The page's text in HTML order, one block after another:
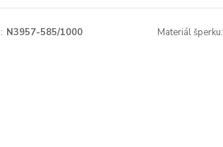
N3957-585/1000 Materiál šperku: